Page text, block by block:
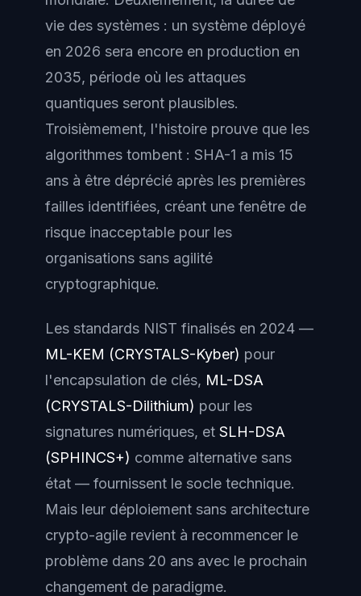
vie des systèmes : un système déployé
en 2026 sera encore en production en
2035, période où les attaques
quantiques seront plausibles.
Troisièmement, l'histoire prouve que les
algorithmes tombent : SHA-1 a mis 15
ans à être déprécié après les premières
failles identifiées, créant une fenêtre de
risque inacceptable pour les
organisations sans agilité
cryptographique.
Les standards NIST finalisés en 2024 —
ML-KEM (CRYSTALS-Kyber) pour
l'encapsulation de clés, ML-DSA
(CRYSTALS-Dilithium) pour les
signatures numériques, et SLH-DSA
(SPHINCS+) comme alternative sans
état — fournissent le socle technique.
Mais leur déploiement sans architecture
crypto-agile revient à recommencer le
problème dans 20 ans avec le prochain
changement de paradigme.